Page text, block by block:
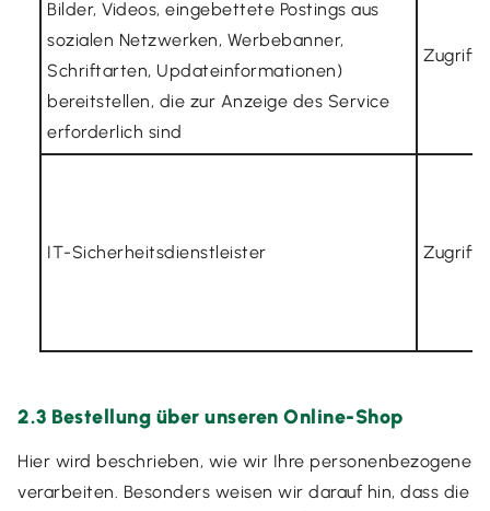
Bilder, Videos, eingebettete Postings aus
sozialen Netzwerken, Werbebanner,
Schriftarten, Updateinformationen)
bereitstellen, die zur Anzeige des Service
erforderlich sind
IT-Sicherheitsdienstleister
2.3 Bestellung über unseren Online-Shop
Hier wird beschrieben, wie wir Ihre
verarbeiten. Besonders weisen wir darauf hin, dass die